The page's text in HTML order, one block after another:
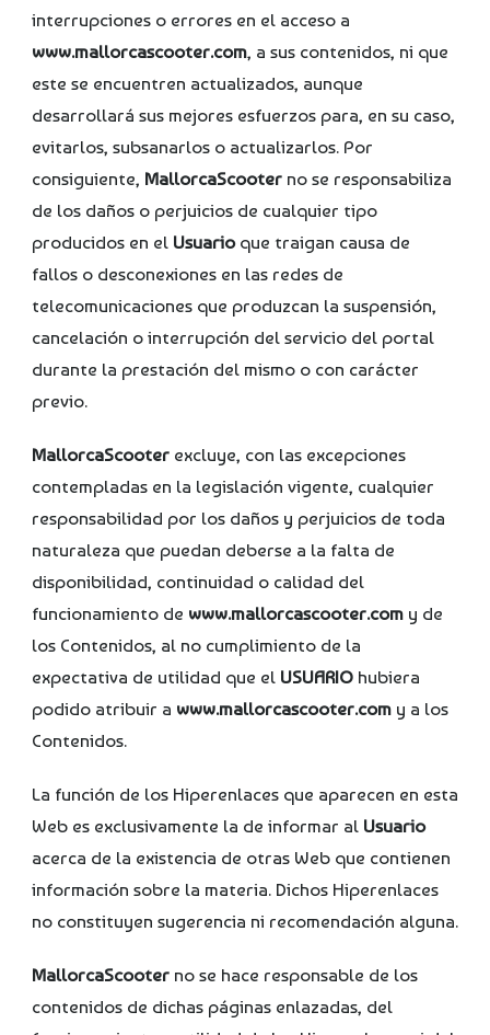
interrupciones o errores en el acceso a
www.mallorcascooter.com, a sus contenidos, ni que
este se encuentren actualizados, aunque
desarrollará sus mejores esfuerzos para, en su caso,
evitarlos, subsanarlos o actualizarlos. Por
consiguiente, MallorcaScooter no se responsabiliza
de los daños o perjuicios de cualquier tipo
producidos en el Usuarioque traigan causa de
fallos o desconexiones en las redes de
telecomunicaciones que produzcan la suspensión,
cancelación o interrupción del servicio del portal
durante la prestación del mismo o con carácter
previo.
MallorcaScooter excluye, con las excepciones
contempladas en la legislación vigente, cualquier
responsabilidad por los daños y perjuicios de toda
naturaleza que puedan deberse a la falta de
disponibilidad, continuidad o calidad del
funcionamiento de www.mallorcascooter.com y de
los Contenidos, al no cumplimiento de la
expectativa de utilidad que el USUARIO hubiera
podido atribuir a www.mallorcascooter.com y a los
Contenidos.
La función de los Hiperenlaces que aparecen en esta
Web es exclusivamente la de informar al Usuario
acerca de la existencia de otras Web que contienen
información sobre la materia. Dichos Hiperenlaces
no constituyen sugerencia ni recomendación alguna.
MallorcaScooter no se hace responsable de los
contenidos de dichas páginas enlazadas, del